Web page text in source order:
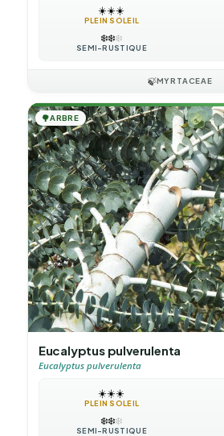
☀️☀️☀️
PLEIN SOLEIL
❄️❄️❄️
SEMI-RUSTIQUE
🍃MYRTACEAE
🌳ARBRE
Eucalyptus pulverulenta
Eucalyptus pulverulenta
☀️☀️☀️
PLEIN SOLEIL
❄️❄️❄️
SEMI-RUSTIQUE